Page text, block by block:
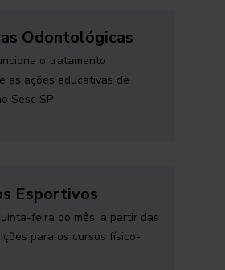
Odontológicas
o tratamento
as ações educativas de
Sesc SP
Esportivos
feira do mês, a partir das
para os cursos físico-